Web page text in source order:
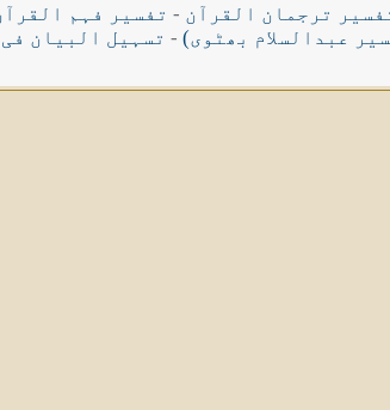
ترجمان القرآن - تفسیر فہم
عبدالسلام بھٹوی) - تسہیل البیان